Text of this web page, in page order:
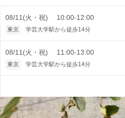
08/11(火・祝) 10:00-12:00
東京 学芸大学駅から徒歩14分
08/11(火・祝) 11:00-13:00
東京 学芸大学駅から徒歩14分